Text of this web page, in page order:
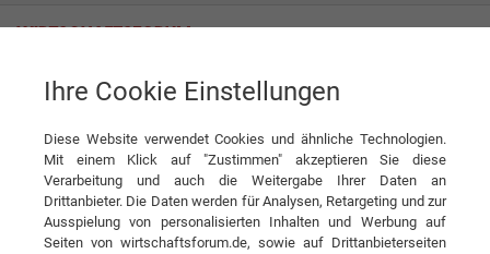
Fachkrankenhaus Coswig GmbH
Interview Fachkrankenhaus Coswig GmbH
DIESEN ARTIKEL EMPFEHLEN
Ihre Cookie Einstellungen
Diese Website verwendet Cookies und ähnliche Technologien.
Mit einem Klick auf "Zustimmen" akzeptieren Sie diese
Verarbeitung und auch die Weitergabe Ihrer Daten an
Drittanbieter. Die Daten werden für Analysen, Retargeting und zur
Ausspielung von personalisierten Inhalten und Werbung auf
Seiten von wirtschaftsforum.de, sowie auf Drittanbieterseiten